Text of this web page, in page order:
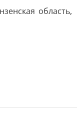
область,